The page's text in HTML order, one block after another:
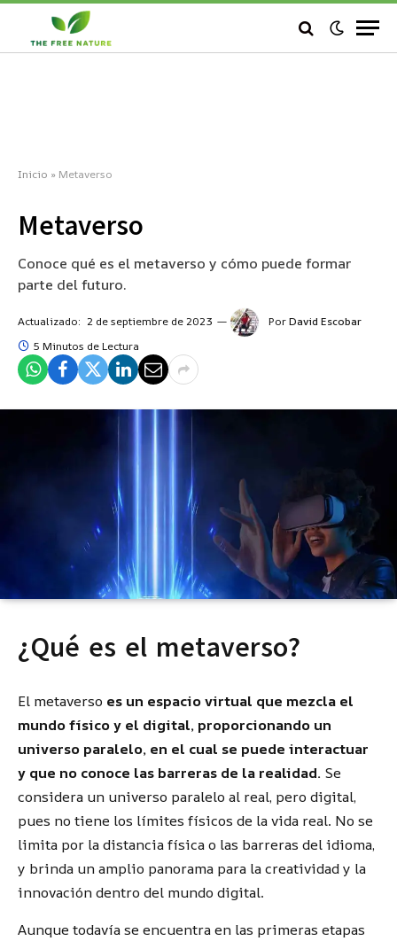
Inicio » Metaverso
Metaverso
Conoce qué es el metaverso y cómo puede formar
parte del futuro.
Actualizado: 2 de septiembre de 2023 PorDavid Escobar
5 Minutos de Lectura
¿Qué es el metaverso?
El metaverso es un espacio virtual que mezcla el
mundo físico y el digital, proporcionando un
universo paralelo, en el cual se puede interactuar
y que no conoce las barreras de la realidad. Se
considera un universo paralelo al real, pero digital,
pues no tiene los límites físicos de la vida real. No se
limita por la distancia física o las barreras del idioma,
y brinda un amplio panorama para la creatividad y la
innovación dentro del mundo digital.
Aunque todavía se encuentra en las primeras etapas